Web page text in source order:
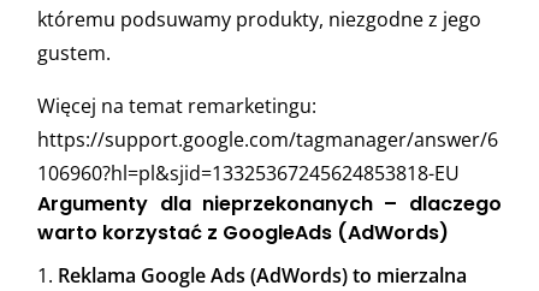
któremu podsuwamy produkty, niezgodne z jego
gustem.
Więcej na temat remarketingu:
https://support.google.com/tagmanager/answer/6
106960?hl=pl&sjid=13325367245624853818-EU
Argumenty dla nieprzekonanych – dlaczego
warto korzystać z GoogleAds (AdWords)
Reklama Google Ads (AdWords) to mierzalna